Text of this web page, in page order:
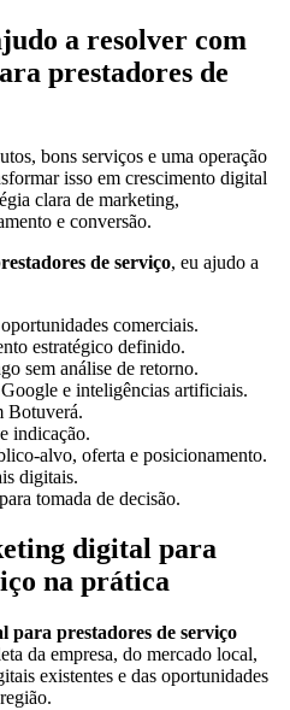
a resolver com
prestadores de
bons serviços e uma operação
isso em crescimento digital
clara de marketing,
e conversão.
de serviço, eu ajudo a
comerciais.
estratégico definido.
sem análise de retorno.
e inteligências artificiais.
Botuverá.
indicação.
alvo, oferta e posicionamento.
digitais.
tomada de decisão.
digital para
na prática
para prestadores de serviço
da empresa, do mercado local,
existentes e das oportunidades